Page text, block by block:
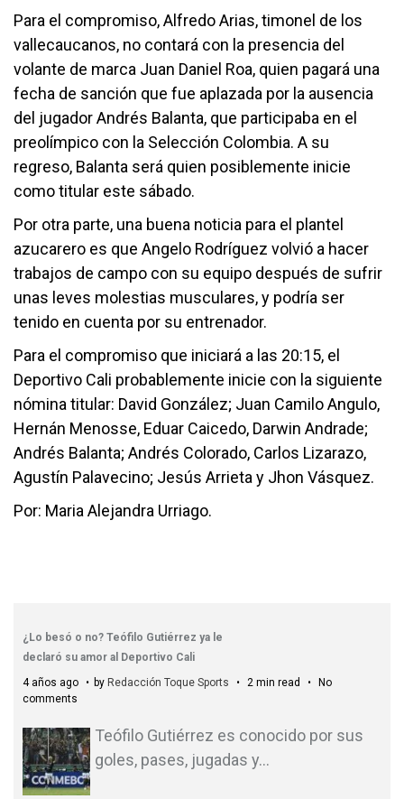
Para el compromiso, Alfredo Arias, timonel de los
vallecaucanos, no contará con la presencia del
volante de marca Juan Daniel Roa, quien pagará una
fecha de sanción que fue aplazada por la ausencia
del jugador Andrés Balanta, que participaba en el
preolímpico con la Selección Colombia. A su
regreso, Balanta será quien posiblemente inicie
como titular este sábado.
Por otra parte, una buena noticia para el plantel
azucarero es que Angelo Rodríguez volvió a hacer
trabajos de campo con su equipo después de sufrir
unas leves molestias musculares, y podría ser
tenido en cuenta por su entrenador.
Para el compromiso que iniciará a las 20:15, el
Deportivo Cali probablemente inicie con la siguiente
nómina titular: David González; Juan Camilo Angulo,
Hernán Menosse, Eduar Caicedo, Darwin Andrade;
Andrés Balanta; Andrés Colorado, Carlos Lizarazo,
Agustín Palavecino; Jesús Arrieta y Jhon Vásquez.
Por: Maria Alejandra Urriago.
¿Lo besó o no? Teófilo Gutiérrez ya le
declaró su amor al Deportivo Cali
4 años ago
by Redacción Toque Sports 2 min read
No
comments
Teófilo Gutiérrez es conocido por sus
goles, pases, jugadas y…